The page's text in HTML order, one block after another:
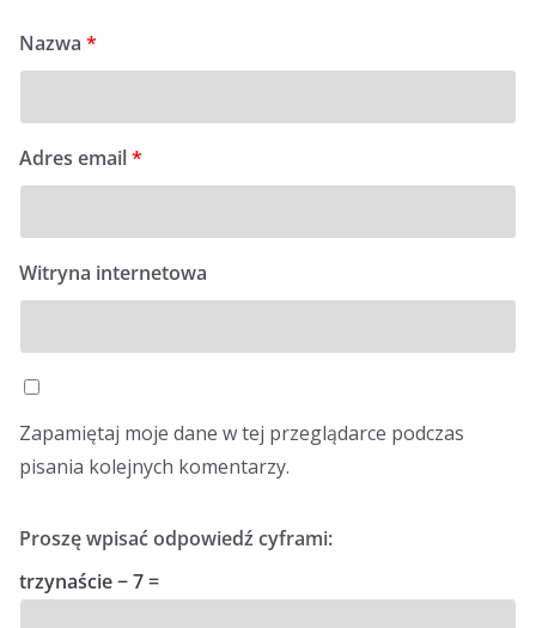
Nazwa *
Adres email*
Witryna internetowa
Zapamiętaj moje dane w tej przeglądarce podczas
pisania kolejnych komentarzy.
Proszę wpisać odpowiedź cyframi:
trzynaście − 7 =